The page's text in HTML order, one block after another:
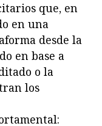
que, en
en una
desde la
en base a
o la
los